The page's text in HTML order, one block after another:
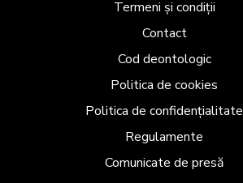
Termeni și condiții
Contact
Cod deontologic
Politica de cookies
Politica de confidențialitate
Regulamente
Comunicate de presă